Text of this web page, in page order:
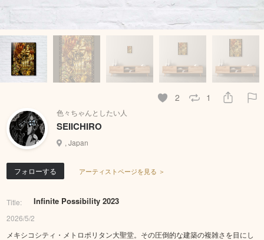
2 1
色々ちゃんとしたい人
SEIICHIRO
, Japan
フォローする アーティストページを見る ＞
Title: Infinite Possibility 2023
2026/5/2
メキシコシティ・メトロポリタン大聖堂。その圧倒的な建築の複雑さを目にし